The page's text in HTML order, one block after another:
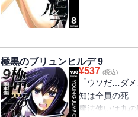
極黒のブリュンヒルデ 9
¥537 (税込)
「ウソだ…ダ
知は全員の死
魔法使いは九